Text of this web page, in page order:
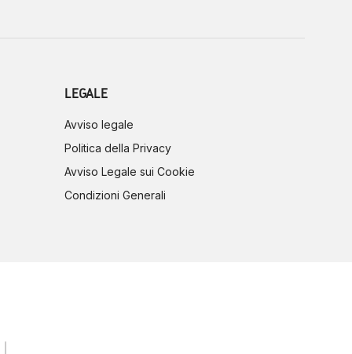
LEGALE
Avviso legale
Politica della Privacy
Avviso Legale sui Cookie
Condizioni Generali